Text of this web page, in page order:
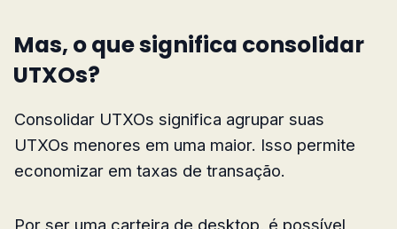
Mas, o que significa consolidar
UTXOs?
Consolidar UTXOs significa agrupar suas
UTXOs menores em uma maior. Isso permite
economizar em taxas de transação.
Por ser uma carteira de desktop, é possível